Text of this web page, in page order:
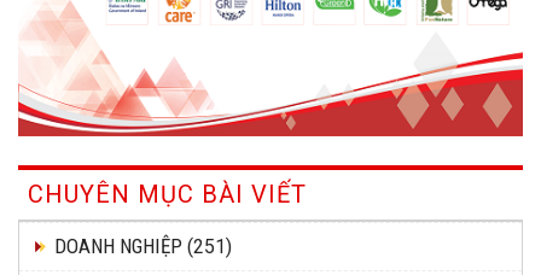
CHUYÊN MỤC BÀI VIẾT
DOANH NGHIỆP (251)